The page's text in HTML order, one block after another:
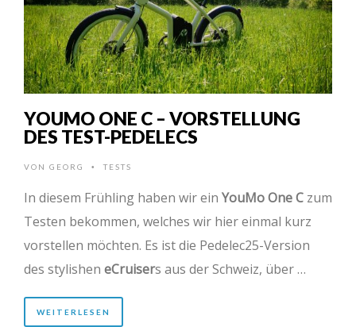
YOUMO ONE C – VORSTELLUNG
DES TEST-PEDELECS
VON GEORG • TESTS
In diesem Frühling haben wir ein YouMo One C zum
Testen bekommen, welches wir hier einmal kurz
vorstellen möchten. Es ist die Pedelec25-Version
des stylishen eCruisers aus der Schweiz, über …
WEITERLESEN